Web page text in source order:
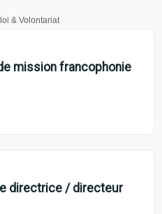
& Volontariat
mission francophonie
directrice / directeur